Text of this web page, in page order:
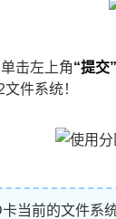
击左上角“提交”
件系统！
当前的文件系